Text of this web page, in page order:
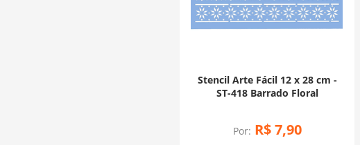
Stencil Arte Fácil 12 x 28 cm -
ST-418 Barrado Floral
Por: R$ 7,90